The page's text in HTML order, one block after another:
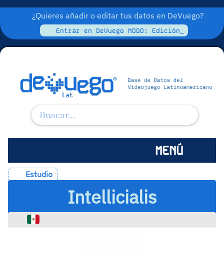
¿Quieres añadir o editar tus datos en DeVuego?
Entrar en DeVuego MODO: Edición_
MENÚ
Estudio
Intellicialis